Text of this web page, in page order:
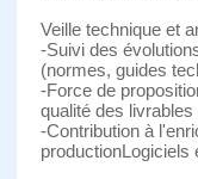
Veille technique et
-Suivi des
(normes, guides
-Force de
qualité des livrables
-Contribution à
productionLogiciels